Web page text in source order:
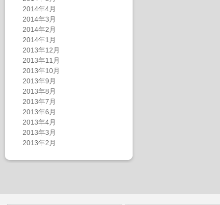
2014年4月
2014年3月
2014年2月
2014年1月
2013年12月
2013年11月
2013年10月
2013年9月
2013年8月
2013年7月
2013年6月
2013年4月
2013年3月
2013年2月